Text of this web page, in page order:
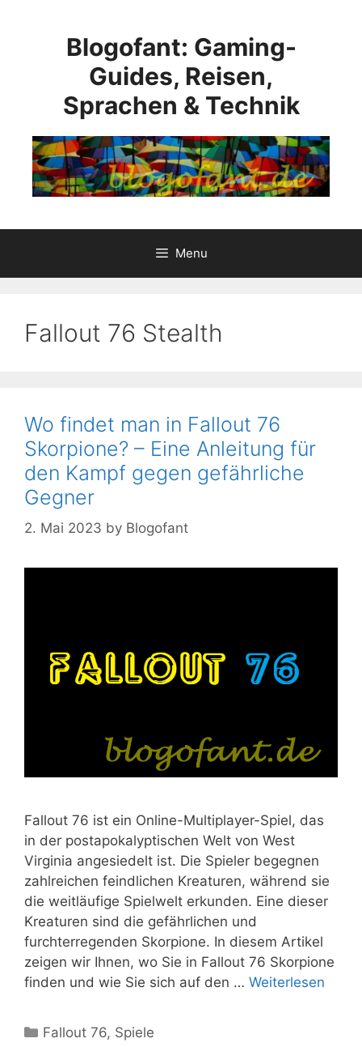
Blogofant: Gaming-
Guides, Reisen,
Sprachen & Technik
Menu
Fallout 76 Stealth
Wo findet man in Fallout 76
Skorpione? – Eine Anleitung für
den Kampf gegen gefährliche
Gegner
2. Mai 2023 by Blogofant
Fallout 76 ist ein Online-Multiplayer-Spiel, das
in der postapokalyptischen Welt von West
Virginia angesiedelt ist. Die Spieler begegnen
zahlreichen feindlichen Kreaturen, während sie
die weitläufige Spielwelt erkunden. Eine dieser
Kreaturen sind die gefährlichen und
furchterregenden Skorpione. In diesem Artikel
zeigen wir Ihnen, wo Sie in Fallout 76 Skorpione
finden und wie Sie sich auf den … Weiterlesen
Kategorien
Fallout 76, Spiele